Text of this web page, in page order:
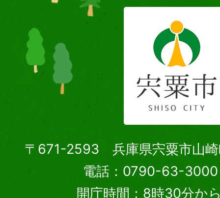
〒671-2593 兵庫県宍粟市山崎
電話：0790-63-3000
開庁時間：8時30分か